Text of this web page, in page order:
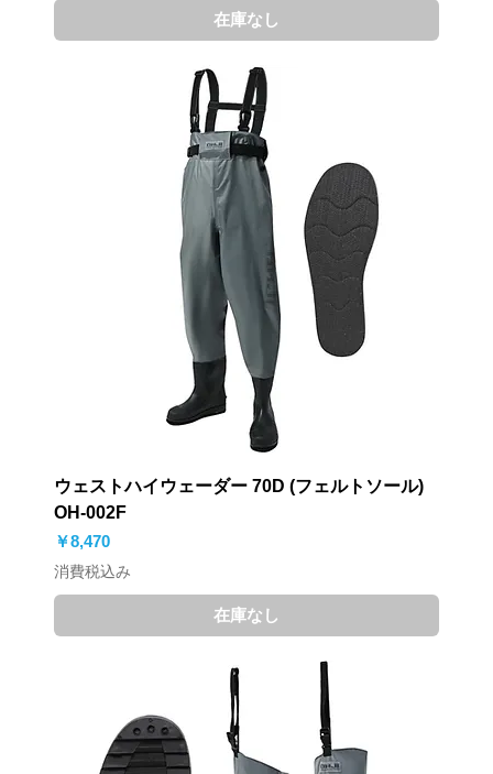
在庫なし
ウェストハイウェーダー 70D (フェルトソール)
OH-002F
価格
￥8,470
消費税込み
在庫なし